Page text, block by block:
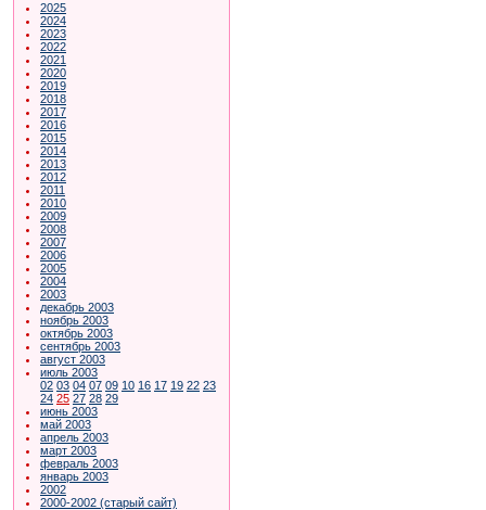
2025
2024
2023
2022
2021
2020
2019
2018
2017
2016
2015
2014
2013
2012
2011
2010
2009
2008
2007
2006
2005
2004
2003
декабрь 2003
ноябрь 2003
октябрь 2003
сентябрь 2003
август 2003
июль 2003
02 03 04 07 09 10 16 17 19 22 23
24 25 27 28 29
июнь 2003
май 2003
апрель 2003
март 2003
февраль 2003
январь 2003
2002
2000-2002 (старый сайт)